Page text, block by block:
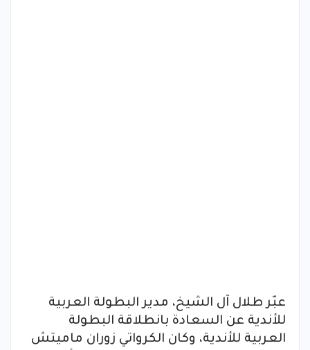
عبّر طلال آل الشيخ، مدير البطولة العربية
للأندية عن السعادة بانطلاقة البطولة
العربية للأندية، وكان الكرواتي زوران ماميتش